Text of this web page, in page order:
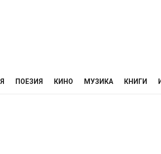
ПОЕЗИЯ КИНО МУЗИКА КНИГИ